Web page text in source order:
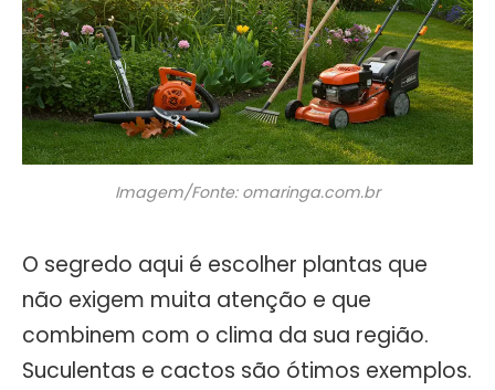
Imagem/Fonte: omaringa.com.br
O segredo aqui é escolher plantas que
não exigem muita atenção e que
combinem com o clima da sua região.
Suculentas e cactos são ótimos exemplos.